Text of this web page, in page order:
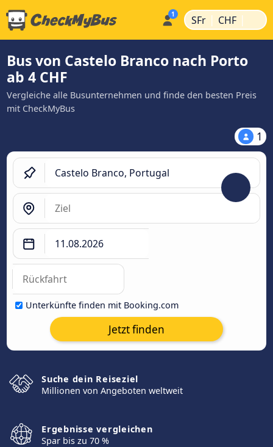
SFr | CHF |
Bus von Castelo Branco nach Porto
ab 4 CHF
Vergleiche alle Busunternehmen und finde den besten Preis
mit CheckMyBus
1
Unterkünfte finden mit Booking.com
Jetzt finden
Suche dein Reiseziel
Millionen von Angeboten weltweit
Ergebnisse vergleichen
Spar bis zu 70 %